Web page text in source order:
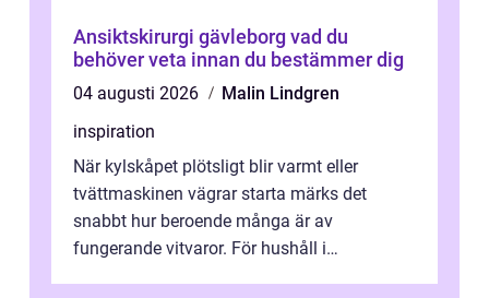
Ansiktskirurgi gävleborg vad du
behöver veta innan du bestämmer dig
04 augusti 2026
Malin Lindgren
inspiration
När kylskåpet plötsligt blir varmt eller
tvättmaskinen vägrar starta märks det
snabbt hur beroende många är av
fungerande vitvaror. För hushåll i